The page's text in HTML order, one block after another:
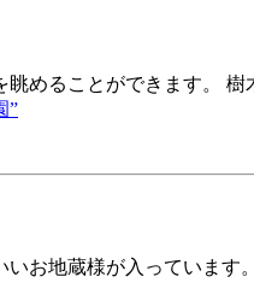
めることができます。
”
お地蔵様が入っています